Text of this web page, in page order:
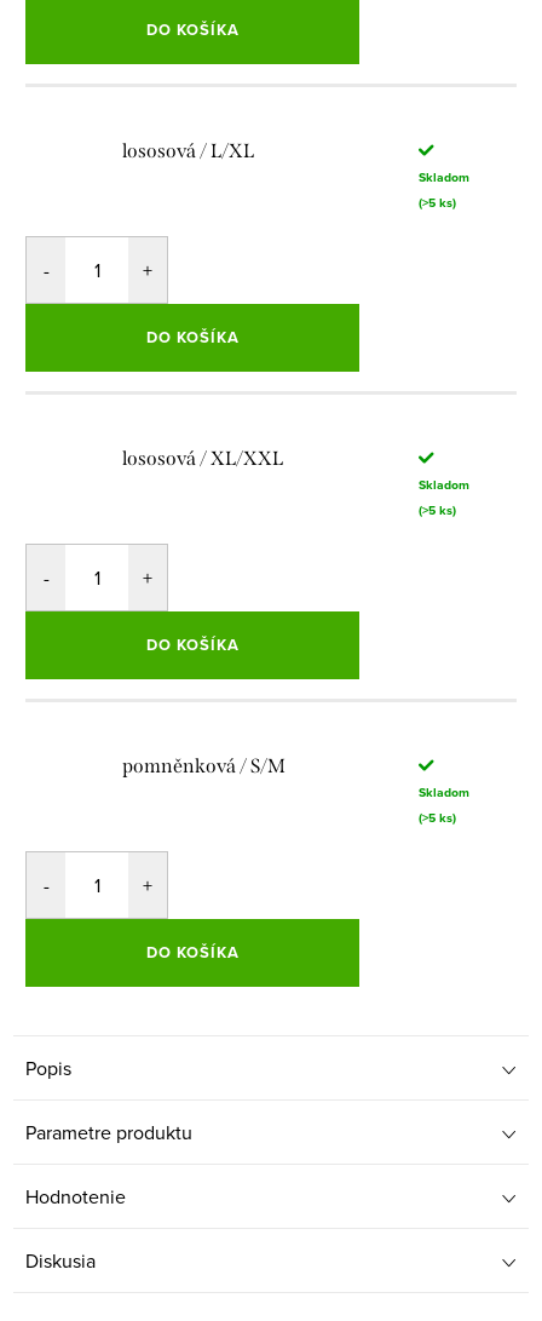
DO KOŠÍKA
lososová / L/XL
Skladom
(>5 ks)
DO KOŠÍKA
lososová / XL/XXL
Skladom
(>5 ks)
DO KOŠÍKA
pomněnková / S/M
Skladom
(>5 ks)
DO KOŠÍKA
Popis
Parametre produktu
Hodnotenie
Diskusia